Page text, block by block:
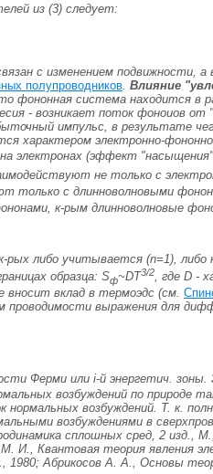
из (3) следует:
с изменением подвижности,
полупроводников Влияние
фононная система находится в
- возникает поток фоноиов от
импульс, в результате
характером электронно-
электронах (эффект
не только с
только с длинноволновыми
к-рым длинноволновые
рых либо учитывается (n=1), либо
образца: Sф~DT3/2 , где D -
вклад в термоэдс (см.
проводимости выражения для
Ферми или i-й энергетич. зоны.
возбуждений по природе
возбуждений. Т. к.
возбуждениями в
сплошных сред, 2 изд.,
Квантовая теория явления
1980; Абрикосов А. А., Основы